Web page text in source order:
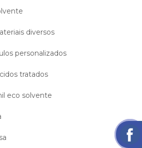
diversos
personalizados
tratados
eco solvente